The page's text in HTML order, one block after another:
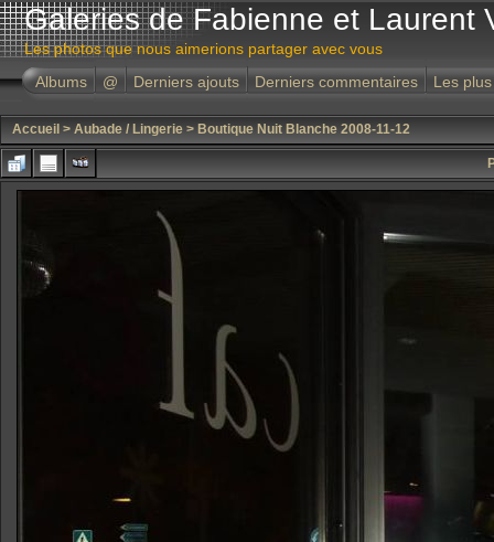
Galeries de Fabienne et Laurent
Les photos que nous aimerions partager avec vous
Albums
@ Derniers ajouts Derniers commentaires Les
Accueil > Aubade / Lingerie > Boutique Nuit Blanche 2008-11-12